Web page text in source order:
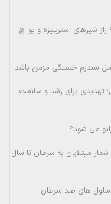
شیرهای استریلیزه و یو اچ
سندرم خستگی مزمن باشد
تهدیدی برای رشد و سلامت
می شود؟
مبتلایان به سرطان تا سال
سلول های ضد سرطان